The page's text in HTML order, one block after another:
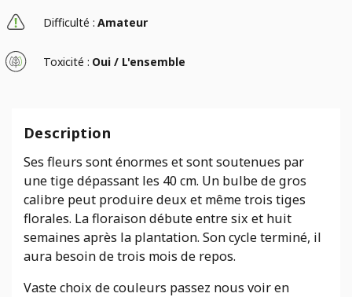
Difficulté : Amateur
Toxicité : Oui / L'ensemble
Description
Ses fleurs sont énormes et sont soutenues par
une tige dépassant les 40 cm. Un bulbe de gros
calibre peut produire deux et même trois tiges
florales. La floraison débute entre six et huit
semaines après la plantation. Son cycle terminé, il
aura besoin de trois mois de repos.
Vaste choix de couleurs passez nous voir en